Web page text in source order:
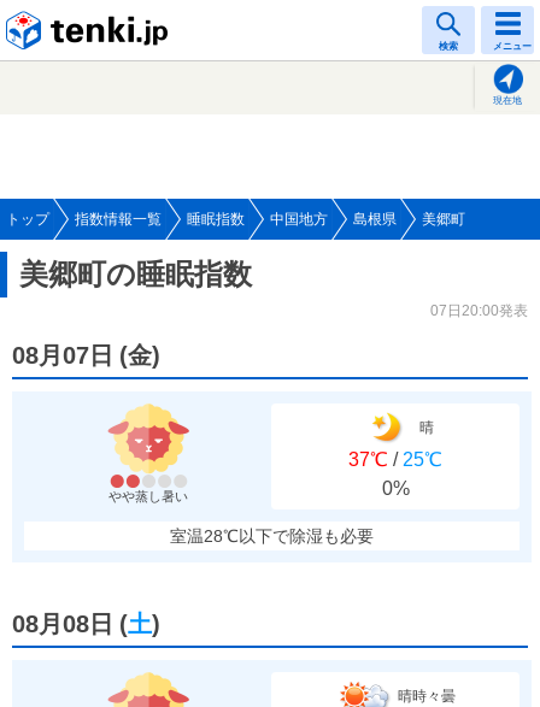
検索 メニュー
現在地
トップ 指数情報一覧 睡眠指数 中国地方 島根県 美郷町
美郷町の睡眠指数
07日20:00発表
08月07日 (金)
やや蒸し暑い
晴
37℃ / 25℃
0%
室温28℃以下で除湿も必要
08月08日 (土)
晴時々曇